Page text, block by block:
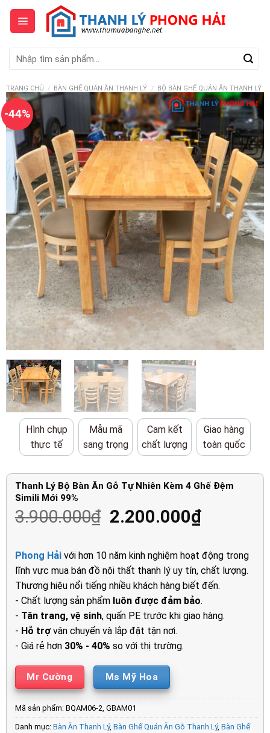
Skip
content
kiếm:
TRANG CHỦ / BÀN GHẾ QUÁN ĂN THANH LÝ / BỘ BÀN GHẾ QUÁN ĂN THANH LÝ
-44%
Hình chụp
thực tế
Mẫu mã
sang trọng
Cam kết
chất lượng
Giao hàng
toàn quốc
Thanh Lý Bộ Bàn Ăn Gỗ Tự Nhiên Kèm 4 Ghế Đệm
Simili Mới 99%
3.900.000₫ Giá
là:
3.900.000₫.
2.200.000₫Giá
tại
là:
Phong Hảivới hơn 10 năm kinh nghiệm hoạt động trong
lĩnh vực mua bán đồ nội thất thanh lý uy tín, chất lượng.
Thương hiệu nổi tiếng nhiều khách hàng biết đến.
- Chất lượng sản phẩm luôn được đảm bảo.
- Tân trang, vệ sinh, quấn PE trước khi giao hàng.
- Hỗ trợvận chuyển và lắp đặt tận nơi.
- Giá rẻ hơn 30% - 40% so với thị trường.
Mr Cường Ms Mỹ Hoa
Mã sản phẩm: BQAM06-2, GBAM01
Danh mục: Bàn Ăn Thanh Lý, Bàn Ghế Quán Ăn Gỗ Thanh Lý, Bàn Ghế